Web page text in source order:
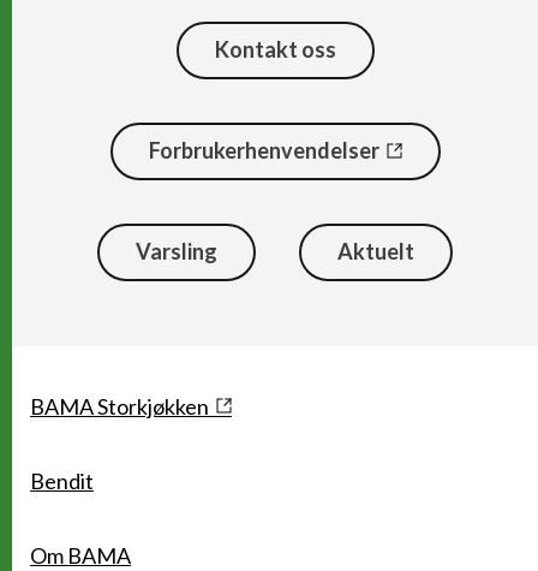
Kontakt oss
Forbrukerhenvendelser
Varsling Aktuelt
Snarveier
BAMA Storkjøkken
Bendit
Om BAMA